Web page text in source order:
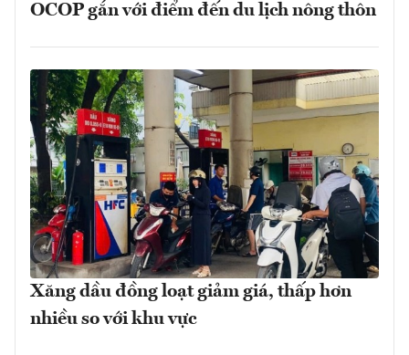
OCOP gắn với điểm đến du lịch nông thôn
Xăng dầu đồng loạt giảm giá, thấp hơn
nhiều so với khu vực